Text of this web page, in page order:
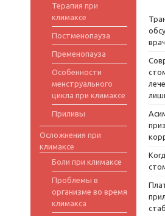
Терапия при
климаксе
Постменопауза
Пременопауза
Особенности
менструального
цикла при климаксе
Приливы
Осложнения при
климаксе
Боли при климаксе
Проблемы в
организме во время
климакса